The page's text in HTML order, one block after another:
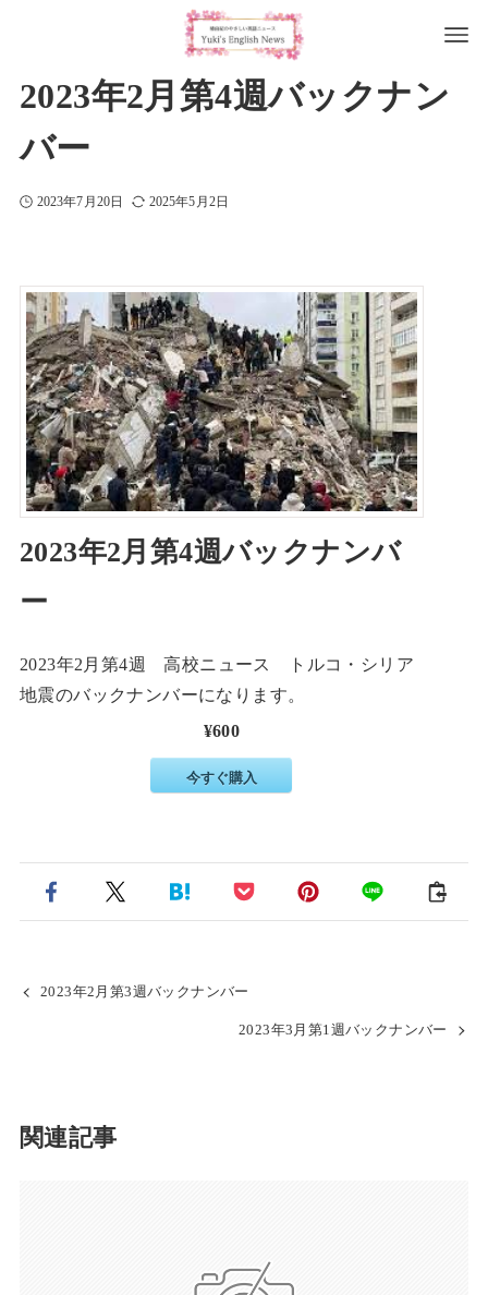
2023年2月第4週バックナン
バー
2023年7月20日 2025年5月2日
2023年2月第4週バックナンバ
ー
2023年2月第4週 高校ニュース トルコ・シリア
地震のバックナンバーになります。
¥600
今すぐ購入
2023年2月第3週バックナンバー
2023年3月第1週バックナンバー
関連記事